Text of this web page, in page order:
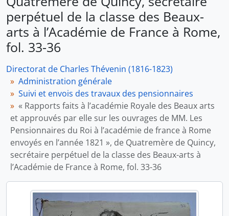
perpétuel de la classe des Beaux-
arts à l’Académie de France à Rome,
fol. 33-36
Directorat de Charles Thévenin (1816-1823)
Administration générale
Suivi et envois des travaux des pensionnaires
« Rapports faits à l’académie Royale des Beaux arts
et approuvés par elle sur les ouvrages de MM. Les
Pensionnaires du Roi à l’académie de france à Rome
envoyés en l’année 1821 », de Quatremère de Quincy,
secrétaire perpétuel de la classe des Beaux-arts à
l’Académie de France à Rome, fol. 33-36